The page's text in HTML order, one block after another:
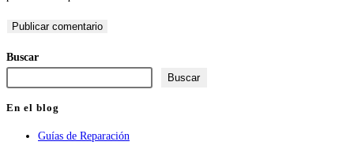
de
usuario
comentar
correo
electrónico
comentar
de
tu
(opcional)
Buscar
Buscar
En el blog
Guías de Reparación